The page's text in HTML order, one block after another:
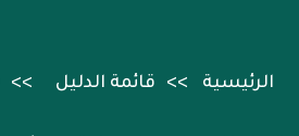
الرئيسية قائمة الدليل